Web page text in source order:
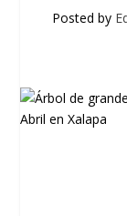
Posted by